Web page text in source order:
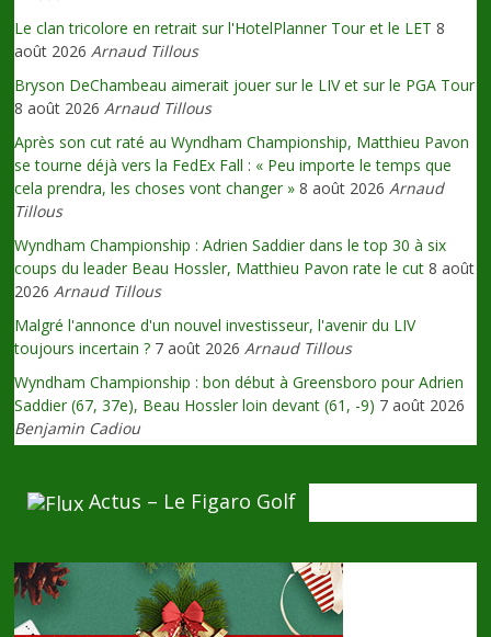
Le clan tricolore en retrait sur l'HotelPlanner Tour et le LET 8
août 2026 Arnaud Tillous
Bryson DeChambeau aimerait jouer sur le LIV et sur le PGA Tour
8 août 2026 Arnaud Tillous
Après son cut raté au Wyndham Championship, Matthieu Pavon
se tourne déjà vers la FedEx Fall : « Peu importe le temps que
cela prendra, les choses vont changer » 8 août 2026 Arnaud
Tillous
Wyndham Championship : Adrien Saddier dans le top 30 à six
coups du leader Beau Hossler, Matthieu Pavon rate le cut 8 août
2026 Arnaud Tillous
Malgré l'annonce d'un nouvel investisseur, l'avenir du LIV
toujours incertain ? 7 août 2026 Arnaud Tillous
Wyndham Championship : bon début à Greensboro pour Adrien
Saddier (67, 37e), Beau Hossler loin devant (61, -9) 7 août 2026
Benjamin Cadiou
Actus – Le Figaro Golf